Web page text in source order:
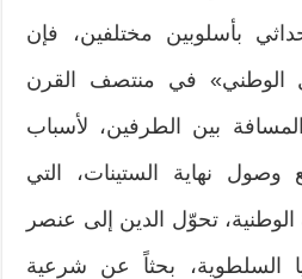
بأسلوبين مختلفين، فإن
الوطني» في منتصف القرن
بين الطرفين، لأسباب
وصول نهاية الستينات، التي
تحوّل الدين إلى عنصر
السلطوية، بحثاً عن شرعية